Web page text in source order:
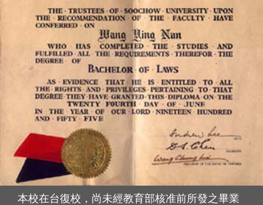
本校在台復校，尚未經教育部核准前所發之畢業